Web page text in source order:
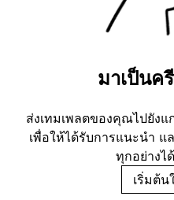
มาเป็นค
ส่งเทมเพลตของคุณไปยังแ
เพื่อให้ได้รับการแนะนำ
ทุกอย่างไ
เริ่มต้น